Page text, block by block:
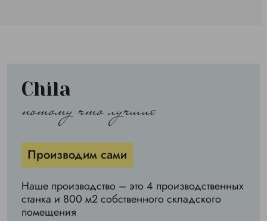
Chila
потому что лучшие
Производим сами
Наше производство – это 4 производственных
станка и 800 м2 собственного складского
помещения